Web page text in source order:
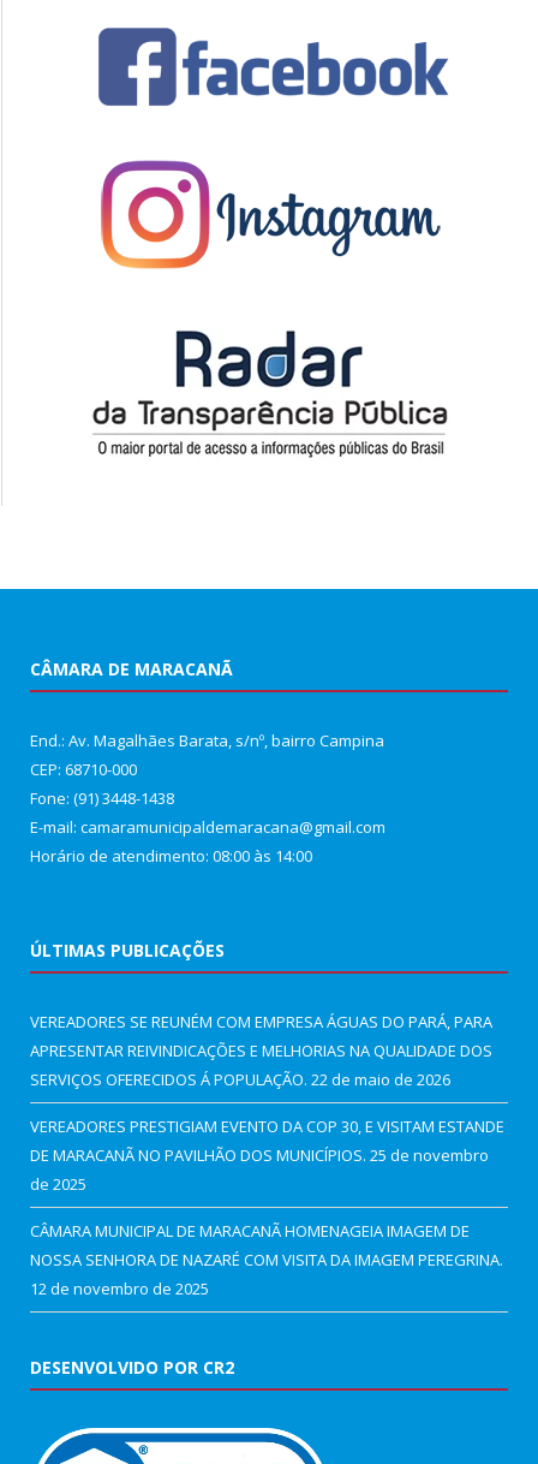
CÂMARA DE MARACANÃ
End.: Av. Magalhães Barata, s/nº, bairro Campina
CEP: 68710-000
Fone: (91) 3448-1438
E-mail: camaramunicipaldemaracana@gmail.com
Horário de atendimento: 08:00 às 14:00
ÚLTIMAS PUBLICAÇÕES
VEREADORES SE REUNÉM COM EMPRESA ÁGUAS DO PARÁ, PARA
APRESENTAR REIVINDICAÇÕES E MELHORIAS NA QUALIDADE DOS
SERVIÇOS OFERECIDOS Á POPULAÇÃO. 22 de maio de 2026
VEREADORES PRESTIGIAM EVENTO DA COP 30, E VISITAM ESTANDE
DE MARACANÃ NO PAVILHÃO DOS MUNICÍPIOS. 25 de novembro
de 2025
CÂMARA MUNICIPAL DE MARACANÃ HOMENAGEIA IMAGEM DE
NOSSA SENHORA DE NAZARÉ COM VISITA DA IMAGEM PEREGRINA.
12 de novembro de 2025
DESENVOLVIDO POR CR2